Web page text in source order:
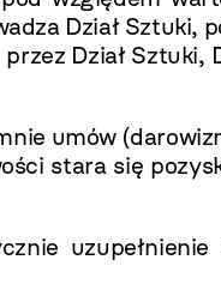
Dział Sztuki,
Dział
umów
stara się